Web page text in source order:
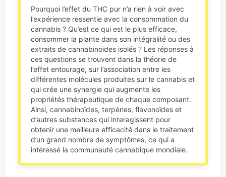
Pourquoi l’effet du THC pur n’a rien à voir avec
l’expérience ressentie avec la consommation du
cannabis ? Qu’est ce qui est le plus efficace,
consommer la plante dans son intégralité ou des
extraits de cannabinoïdes isolés ? Les réponses à
ces questions se trouvent dans la théorie de
l’effet entourage, sur l’association entre les
différentes molécules produites sur le cannabis et
qui crée une synergie qui augmente les
propriétés thérapeutique de chaque composant.
Ainsi, cannabinoïdes, terpènes, flavonoïdes et
d’autres substances qui interagissent pour
obtenir une meilleure efficacité dans le traitement
d’un grand nombre de symptômes, ce qui a
intéressé la communauté cannabique mondiale.